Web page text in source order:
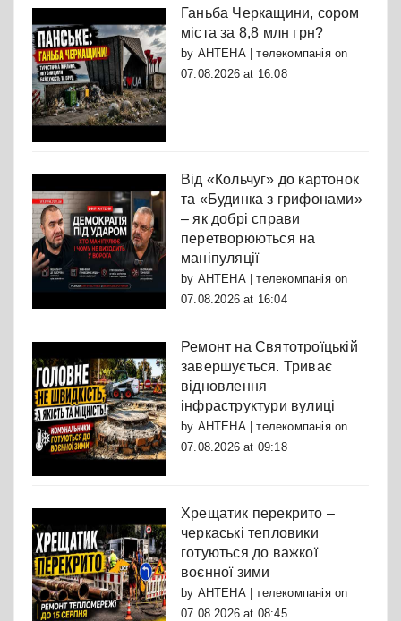
Ганьба Черкащини, сором
міста за 8,8 млн грн?
by АНТЕНА | телекомпаніяon
07.08.2026 at 16:08
Від «Кольчуг» до картонок
та «Будинка з грифонами»
– як добрі справи
перетворюються на
маніпуляції
by АНТЕНА | телекомпаніяon
07.08.2026 at 16:04
Ремонт на Святотроїцькій
завершується. Триває
відновлення
інфраструктури вулиці
by АНТЕНА | телекомпаніяon
07.08.2026 at 09:18
Хрещатик перекрито –
черкаські тепловики
готуються до важкої
воєнної зими
by АНТЕНА | телекомпаніяon
07.08.2026 at 08:45